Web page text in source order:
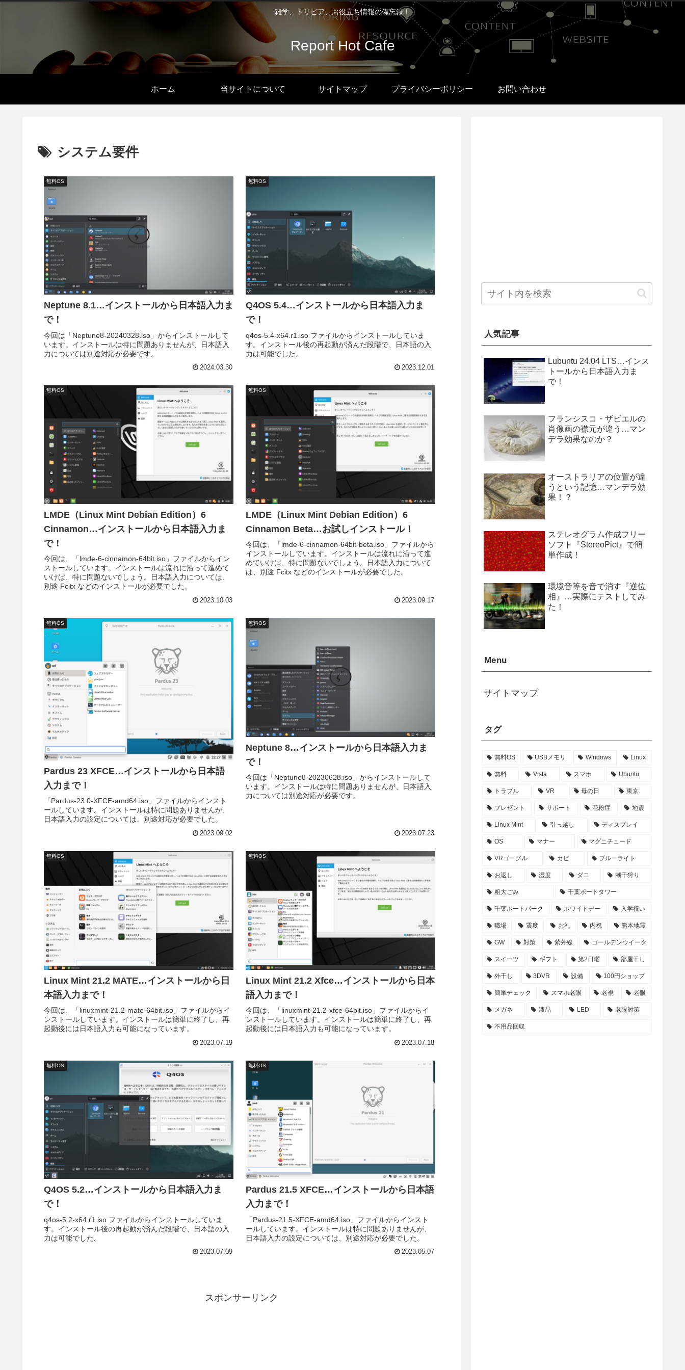
雑学、トリビア、お役立ち情報の備忘録！
Report Hot Cafe
ホーム 当サイトについて サイトマップ プライバシーポリシー お問い合わせ
システム要件
無料OS
Neptune 8.1…インストールから日本語入力ま
で！
今回は「Neptune8-20240328.iso」からインストールして
います。インストールは特に問題ありませんが、日本語入
力については別途対応が必要です。
2024.03.30
無料OS
Q4OS 5.4…インストールから日本語入力ま
で！
q4os-5.4-x64.r1.iso ファイルからインストールしていま
す。インストール後の再起動が済んだ段階で、日本語の入
力は可能でした。
2023.12.01
無料OS
LMDE（Linux Mint Debian Edition）6
Cinnamon…インストールから日本語入力ま
で！
今回は、「lmde-6-cinnamon-64bit.iso」ファイルからイン
ストールしています。インストールは流れに沿って進めて
いけば、特に問題ないでしょう。日本語入力については、
別途 Fcitx などのインストールが必要でした。
2023.10.03
無料OS
LMDE（Linux Mint Debian Edition）6
Cinnamon Beta…お試しインストール！
今回は、「lmde-6-cinnamon-64bit-beta.iso」ファイルから
インストールしています。インストールは流れに沿って進
めていけば、特に問題ないでしょう。日本語入力について
は、別途 Fcitx などのインストールが必要でした。
2023.09.17
無料OS
Pardus 23 XFCE…インストールから日本語
入力まで！
「Pardus-23.0-XFCE-amd64.iso」ファイルからインスト
ールしています。インストールは特に問題ありませんが、
日本語入力の設定については、別途対応が必要でした。
2023.09.02
無料OS
Neptune 8…インストールから日本語入力ま
で！
今回は「Neptune8-20230628.iso」からインストールして
います。インストールは特に問題ありませんが、日本語入
力については別途対応が必要です。
2023.07.23
無料OS
Linux Mint 21.2 MATE…インストールから日
本語入力まで！
今回は、「linuxmint-21.2-mate-64bit.iso」ファイルからイ
ンストールしています。インストールは簡単に終了し、再
起動後には日本語入力も可能になっています。
2023.07.19
無料OS
Linux Mint 21.2 Xfce…インストールから日本
語入力まで！
今回は、「linuxmint-21.2-xfce-64bit.iso」ファイルからイ
ンストールしています。インストールは簡単に終了し、再
起動後には日本語入力も可能になっています。
2023.07.18
無料OS
Q4OS 5.2…インストールから日本語入力ま
で！
q4os-5.2-x64.r1.iso ファイルからインストールしていま
す。インストール後の再起動が済んだ段階で、日本語の入
力は可能でした。
2023.07.09
無料OS
Pardus 21.5 XFCE…インストールから日本語
入力まで！
「Pardus-21.5-XFCE-amd64.iso」ファイルからインスト
ールしています。インストールは特に問題ありませんが、
日本語入力の設定については、別途対応が必要でした。
2023.05.07
スポンサーリンク
人気記事
Lubuntu 24.04 LTS…インス
トールから日本語入力ま
で！
フランシスコ・ザビエルの
肖像画の襟元が違う…マン
デラ効果なのか？
オーストラリアの位置が違
うという記憶…マンデラ効
果！？
ステレオグラム作成フリー
ソフト『StereoPict』で簡
単作成！
環境音等を音で消す『逆位
相』…実際にテストしてみ
た！
Menu
サイトマップ
タグ
無料OS USBメモリ Windows Linux
無料 Vista スマホ Ubuntu
トラブル VR 母の日 東京
プレゼント サポート 花粉症 地震
Linux Mint 引っ越し ディスプレイ
OS マナー マグニチュード
VRゴーグル カビ ブルーライト
お返し 湿度 ダニ 潮干狩り
粗大ごみ 千葉ポートタワー
千葉ポートパーク ホワイトデー 入学祝い
職場 震度 お礼 内祝 熊本地震
GW 対策 紫外線 ゴールデンウイーク
スイーツ ギフト 第2日曜 部屋干し
外干し 3DVR 設備 100円ショップ
簡単チェック スマホ老眼 老視 老眼
メガネ 液晶 LED 老眼対策
不用品回収